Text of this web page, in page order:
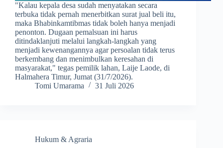
​"Kalau kepala desa sudah menyatakan secara
terbuka tidak pernah menerbitkan surat jual beli itu,
maka Bhabinkamtibmas tidak boleh hanya menjadi
penonton. Dugaan pemalsuan ini harus
ditindaklanjuti melalui langkah-langkah yang
menjadi kewenangannya agar persoalan tidak terus
berkembang dan menimbulkan keresahan di
masyarakat," tegas pemilik lahan, Laije Laode, di
Halmahera Timur, Jumat (31/7/2026).
Tomi Umarama
31 Juli 2026
Hukum & Agraria